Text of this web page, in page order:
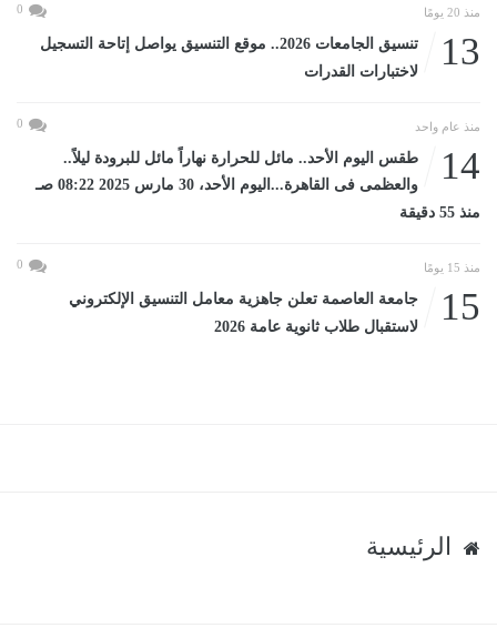
منذ 20 يومًا 0
13
تنسيق الجامعات 2026.. موقع التنسيق يواصل إتاحة التسجيل
لاختبارات القدرات
منذ عام واحد 0
14
طقس اليوم الأحد.. مائل للحرارة نهاراً مائل للبرودة ليلاً..
والعظمى فى القاهرة...اليوم الأحد، 30 مارس 2025 08:22 صـ
منذ 55 دقيقة
منذ 15 يومًا 0
15
جامعة العاصمة تعلن جاهزية معامل التنسيق الإلكتروني
لاستقبال طلاب ثانوية عامة 2026
الرئيسية